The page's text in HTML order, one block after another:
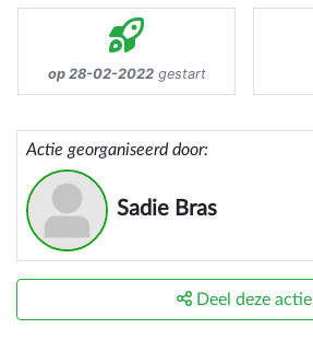
op 28-02-2022gestart
Actie georganiseerd door:
Sadie Bras
Deel deze actie